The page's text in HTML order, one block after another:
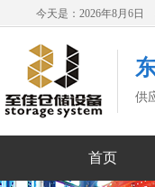
今天是：2026年8月6
供
首页